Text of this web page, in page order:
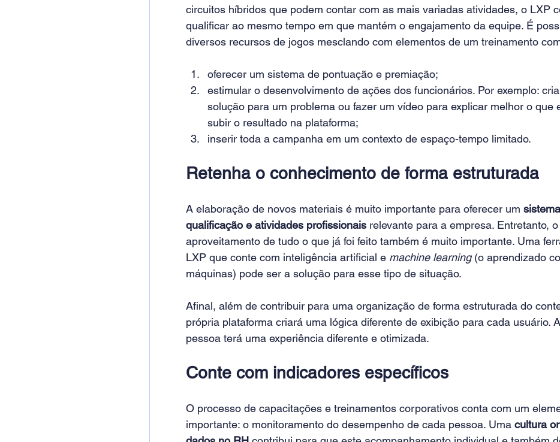
circuitos híbridos que podem contar com as mais variadas atividades, o LXP
qualificar ao mesmo tempo em que mantém o engajamento da equipe. É
diversos recursos de jogos mesclando com elementos de um treinamento
oferecer um sistema de pontuação e premiação;
estimular o desenvolvimento de ações dos funcionários. Por exemplo:
solução para um problema ou fazer um vídeo para explicar melhor o que
subir o resultado na plataforma;
inserir toda a campanha em um contexto de espaço-tempo limitado.
Retenha o conhecimento de forma estruturada
A elaboração de novos materiais é muito importante para oferecer um
qualificação e atividades profissionais relevante para a empresa. Entretanto, o
aproveitamento de tudo o que já foi feito também é muito importante. Uma
LXP que conte com inteligência artificial e machine learning (o aprendizado
máquinas) pode ser a solução para esse tipo de situação.
Afinal, além de contribuir para uma organização de forma estruturada do
própria plataforma criará uma lógica diferente de exibição para cada usuário.
pessoa terá uma experiência diferente e otimizada.
Conte com indicadores específicos
O processo de capacitações e treinamentos corporativos conta com um
importante: o monitoramento do desempenho de cada pessoa. Uma cultura